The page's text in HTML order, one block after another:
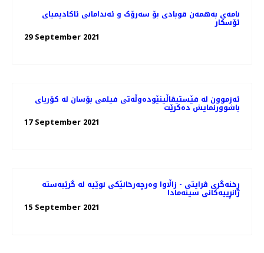
نامه‌ی به‌همه‌ن قوبادی بۆ سه‌رۆک و ئه‌ندامانی ئاکادیمیای
ئۆسکار
29 September 2021
ئەزموون لە فێستیڤاڵینێوده‌وڵه‌تی فیلمی بۆسان له کۆریای
باشوورنمایش ده‌کرێت
17 September 2021
ڕخنەگری ڤرایتی - زاڵاوا وەرچەرخانێکی نوێیە لە گرێبەستە
ژانڕییەکانی سینەمادا
15 September 2021